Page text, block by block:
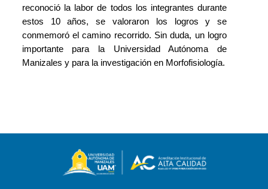
reconoció la labor de todos los integrantes durante
estos 10 años, se valoraron los logros y se
conmemoró el camino recorrido. Sin duda, un logro
importante para la Universidad Autónoma de
Manizales y para la investigación en Morfofisiología.